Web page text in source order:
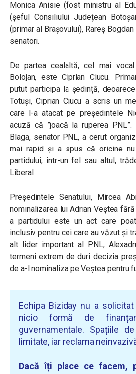
Monica Anisie (fost ministru al
(șeful Consiliului Județean
(primar al Brașovului), Rareș
senatori.
De partea cealaltă, cel mai
Bolojan, este Ciprian Ciucu.
putut participa la ședință,
Totuși, Ciprian Ciucu a scris un
care l-aatacat pe președintele
acuză că ”joacă la ruperea
Blaga, senator PNL, a cerut
mai rapid și a spus că oricine
partidului, într-un fel sau altul,
Liberal.
Preşedintele Senatului, Mircea
nominalizarea lui Adrian Veştea
a partidului este un act care
inclusiv pentru cei care au văzut şi
alt lider important al PNL,
termeni extrem de duri decizia
de a-l nominaliza pe Veștea pentru
Echipa Biziday nu a
nicio formă de
guvernamentale. Spațiile
limitate, iar reclama
Dacă îți place ce facem,